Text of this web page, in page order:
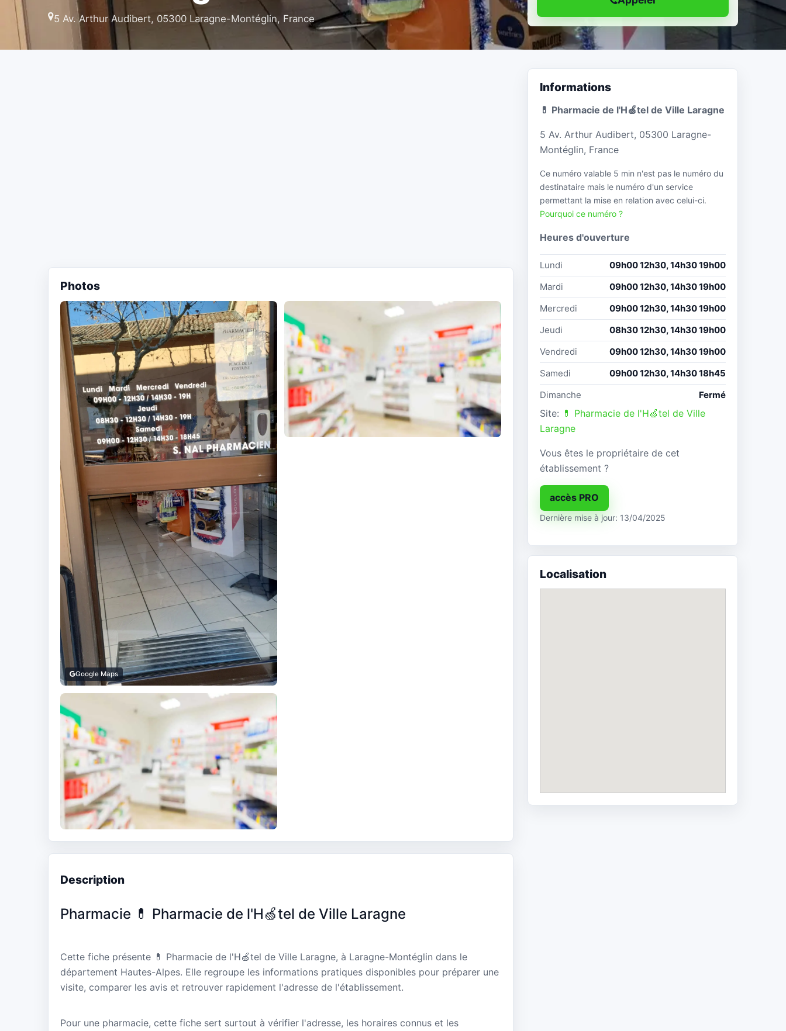
5 Av. Arthur Audibert, 05300 Laragne-Montéglin, France
Photos
Google Maps
Description
Pharmacie 💊 Pharmacie de l'H🍏tel de Ville Laragne
Cette fiche présente 💊 Pharmacie de l'H🍏tel de Ville Laragne, à Laragne-Montéglin dans le
département Hautes-Alpes. Elle regroupe les informations pratiques disponibles pour préparer une
visite, comparer les avis et retrouver rapidement l'adresse de l'établissement.
Pour une pharmacie, cette fiche sert surtout à vérifier l'adresse, les horaires connus et les
Informations
💊 Pharmacie de l'H🍏tel de Ville Laragne
5 Av. Arthur Audibert, 05300 Laragne-
Montéglin, France
Ce numéro valable 5 min n'est pas le numéro du
destinataire mais le numéro d'un service
permettant la mise en relation avec celui-ci.
Pourquoi ce numéro ?
Heures d'ouverture
Lundi
09h00 12h30, 14h30 19h00
Mardi
09h00 12h30, 14h30 19h00
Mercredi
09h00 12h30, 14h30 19h00
Jeudi
08h30 12h30, 14h30 19h00
Vendredi
09h00 12h30, 14h30 19h00
Samedi
09h00 12h30, 14h30 18h45
Dimanche
Fermé
Site: 💊 Pharmacie de l'H🍏tel de Ville
Laragne
Vous êtes le propriétaire de cet
établissement ?
accès PRO
Dernière mise à jour: 13/04/2025
Localisation